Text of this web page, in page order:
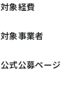
対象経費
対象事業者
公式公募ページ